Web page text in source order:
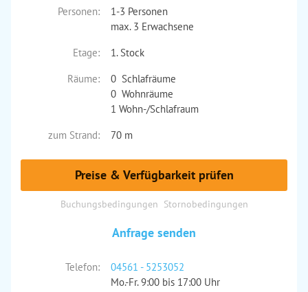
Personen:
1-3 Personen
max. 3 Erwachsene
Etage:
1. Stock
Räume:
0 Schlafräume
0 Wohnräume
1 Wohn-/Schlafraum
zum Strand:
70 m
Preise & Verfügbarkeit prüfen
Buchungsbedingungen Stornobedingungen
Anfrage senden
Telefon:
04561 - 5253052
Mo.-Fr. 9:00 bis 17:00 Uhr